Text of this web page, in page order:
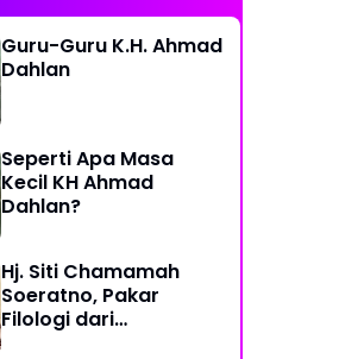
Guru-Guru K.H. Ahmad
Dahlan
Seperti Apa Masa
Kecil KH Ahmad
Dahlan?
Hj. Siti Chamamah
Soeratno, Pakar
Filologi dari